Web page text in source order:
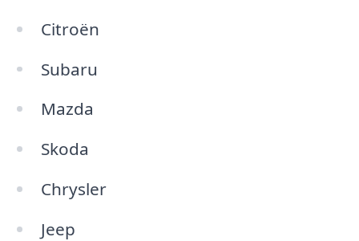
Citroën
Subaru
Mazda
Skoda
Chrysler
Jeep